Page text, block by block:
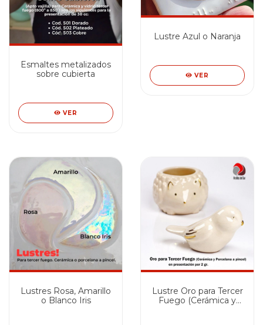
Esmaltes metalizados
sobre cubierta
VER
Lustre Azul o Naranja
VER
Lustres Rosa, Amarillo
o Blanco Iris
Lustre Oro para Tercer
Fuego (Cerámica y